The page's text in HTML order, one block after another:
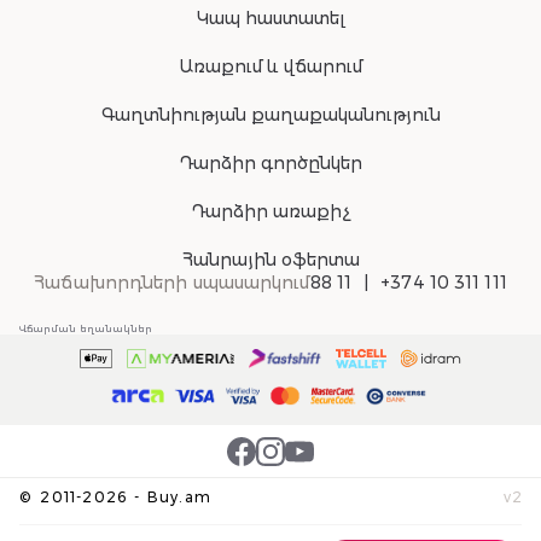
Կապ հաստատել
Առաքում և վճարում
Գաղտնիության քաղաքականություն
Դարձիր գործընկեր
Դարձիր առաքիչ
Հանրային օֆերտա
Հաճախորդների սպասարկում88 11 +374 10 311 111
© 2011-2026 - Buy.am v2
Վճարման եղանակներ